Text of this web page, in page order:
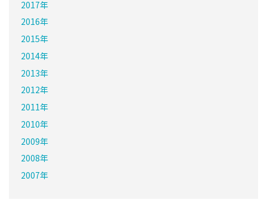
2017年
2016年
2015年
2014年
2013年
2012年
2011年
2010年
2009年
2008年
2007年